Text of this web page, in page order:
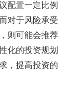
配置一定比例
对于风险承受
则可能会推荐
化的投资规划
，提高投资的